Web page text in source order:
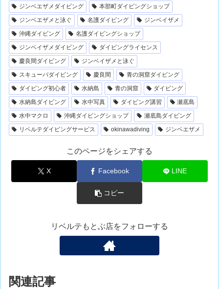
ジンベエザメダイビング
本部町ダイビングショップ
ジンベエザメと泳ぐ
名護ダイビング
ジンベイザメ
沖縄ダイビング
名護ダイビングショップ
ジンベイザメダイビング
ダイビングライセンス
慶良間ダイビング
ジンベイザメと泳ぐ
スキューバダイビング
慶良間
青の洞窟ダイビング
ダイビング初心者
水納島 青の洞窟
ダイビング
水納島ダイビング
水中写真 ダイビング講習
瀬底島
水中マクロ
沖縄ダイビングショップ
瀬底島ダイビング
リベルテダイビングサービス
okinawadiving ジンベエザメ
このページをシェアする
X Facebook LINE
コピー
リベルテもとぶ店をフォローする
関連記事